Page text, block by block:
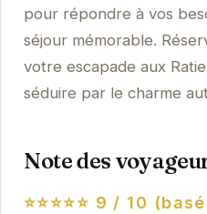
pour répondre à vos
séjour mémorable.
votre escapade aux
séduire par le charme
Note des
⭐⭐⭐⭐⭐ 9 / 10